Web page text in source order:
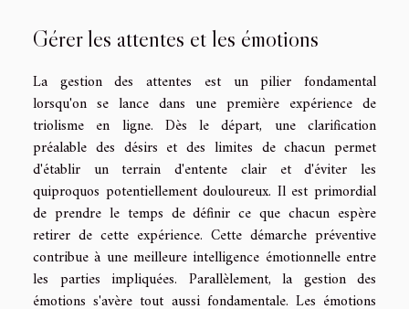
Gérer les attentes et les émotions
La gestion des attentes est un pilier fondamental
lorsqu'on se lance dans une première expérience de
triolisme en ligne. Dès le départ, une clarification
préalable des désirs et des limites de chacun permet
d'établir un terrain d'entente clair et d'éviter les
quiproquos potentiellement douloureux. Il est primordial
de prendre le temps de définir ce que chacun espère
retirer de cette expérience. Cette démarche préventive
contribue à une meilleure intelligence émotionnelle entre
les parties impliquées. Parallèlement, la gestion des
émotions s'avère tout aussi fondamentale. Les émotions